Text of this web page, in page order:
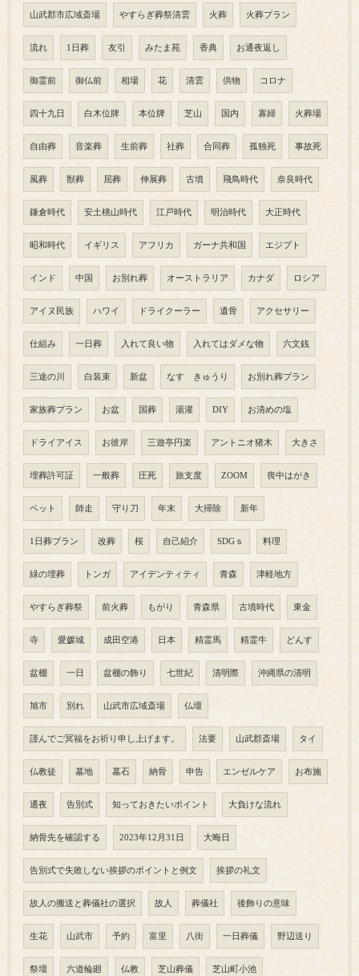
山武郡市広域斎場 やすらぎ葬祭清雲 火葬 火葬プラン
流れ 1日葬 友引 みたま苑 香典 お通夜返し
御霊前 御仏前 相場 花 清雲 供物 コロナ
四十九日 白木位牌 本位牌 芝山 国内 寡婦 火葬場
自由葬 音楽葬 生前葬 社葬 合同葬 孤独死 事故死
風葬 獣葬 屈葬 伸展葬 古墳 飛鳥時代 奈良時代
鎌倉時代 安土桃山時代 江戸時代 明治時代 大正時代
昭和時代 イギリス アフリカ ガーナ共和国 エジプト
インド 中国 お別れ葬 オーストラリア カナダ ロシア
アイヌ民族 ハワイ ドライクーラー 遺骨 アクセサリー
仕組み 一日葬 入れて良い物 入れてはダメな物 六文銭
三途の川 白装束 新盆 なす きゅうり お別れ葬プラン
家族葬プラン お盆 国葬 湯灌 DIY お清めの塩
ドライアイス お彼岸 三遊亭円楽 アントニオ猪木 大きさ
埋葬許可証 一般葬 圧死 旅支度 ZOOM 喪中はがき
ペット 師走 守り刀 年末 大掃除 新年
1日葬プラン 改葬 桜 自己紹介 SDGｓ 料理
緑の埋葬 トンガ アイデンティティ 青森 津軽地方
やすらぎ葬祭 前火葬 もがり 青森県 古墳時代 東金
寺 愛媛城 成田空港 日本 精霊馬 精霊牛 どんす
盆棚 一日 盆棚の飾り 七世紀 清明際 沖縄県の清明
旭市 別れ 山武市広域斎場 仏壇
謹んでご冥福をお祈り申し上げます。 法要 山武郡斎場 タイ
仏教徒 墓地 墓石 納骨 申告 エンゼルケア お布施
通夜 告別式 知っておきたいポイント 大負けな流れ
納骨先を確認する 2023年12月31日 大晦日
告別式で失敗しない挨拶のポイントと例文 挨拶の礼文
故人の搬送と葬儀社の選択 故人 葬儀社 後飾りの意味
生花 山武市 予約 富里 八街 一日葬儀 野辺送り
祭壇 六道輪廻 仏教 芝山葬儀 芝山町小池